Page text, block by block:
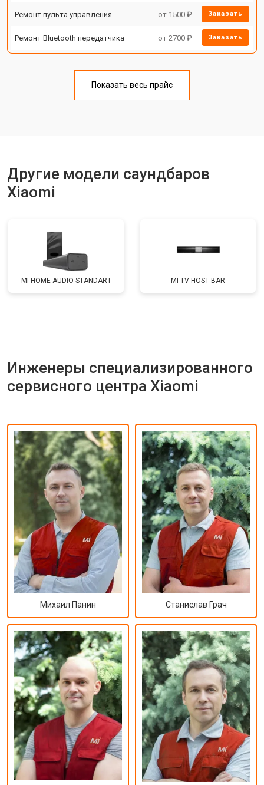
Ремонт пульта управления от 1500 ₽ Заказать
Ремонт Bluetooth передатчика от 2700 ₽ Заказать
Показать весь прайс
Другие модели саундбаров
Xiaomi
MI HOME AUDIO STANDART MI TV HOST BAR
Инженеры специализированного
сервисного центра Xiaomi
Михаил Панин Станислав Грач